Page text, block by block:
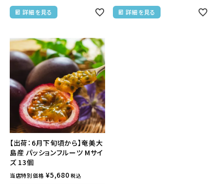
詳細を見る 詳細を見る
【出荷：6月下旬頃から】奄美大
島産 パッションフルーツ Mサイ
ズ 13個
当店特別価格 ¥5,680 税込